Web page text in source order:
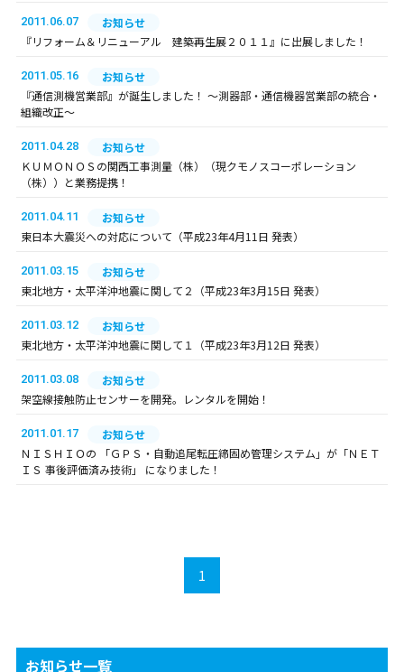
2011.06.07
お知らせ
『リフォーム＆リニューアル 建築再生展２０１１』に出展しました！
2011.05.16
お知らせ
『通信測機営業部』が誕生しました！ ～測器部・通信機器営業部の統合・
組織改正～
2011.04.28
お知らせ
ＫＵＭＯＮＯＳの関西工事測量（株）（現クモノスコーポレーション
（株））と業務提携！
2011.04.11
お知らせ
東日本大震災への対応について（平成23年4月11日 発表）
2011.03.15
お知らせ
東北地方・太平洋沖地震に関して２（平成23年3月15日 発表）
2011.03.12
お知らせ
東北地方・太平洋沖地震に関して１（平成23年3月12日 発表）
2011.03.08
お知らせ
架空線接触防止センサーを開発。レンタルを開始！
2011.01.17
お知らせ
ＮＩＳＨＩＯの 「ＧＰＳ・自動追尾転圧締固め管理システム」が「ＮＥＴ
ＩＳ 事後評価済み技術」 になりました！
1
お知らせ一覧